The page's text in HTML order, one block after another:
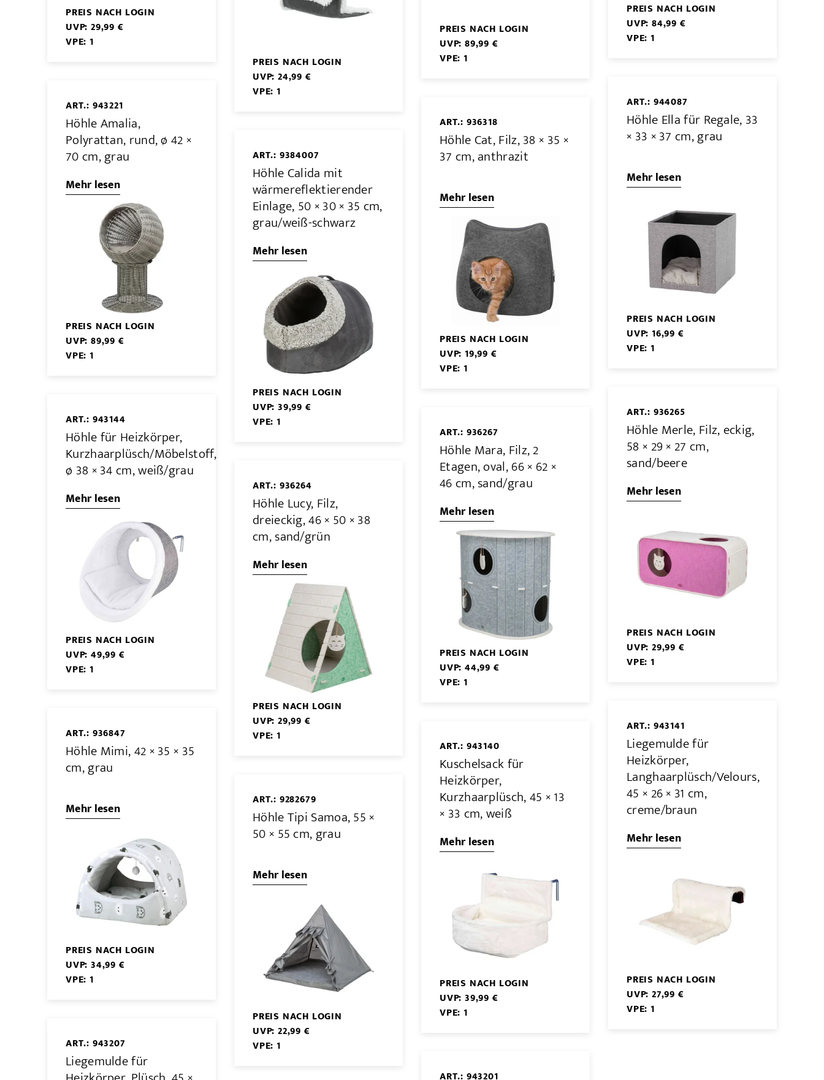
PREIS NACH LOGIN
UVP: 29,99 €
VPE: 1
PREIS NACH LOGIN
UVP: 24,99 €
VPE: 1
PREIS NACH LOGIN
UVP: 89,99 €
VPE: 1
PREIS NACH LOGIN
UVP: 84,99 €
VPE: 1
ART.: 943221
Höhle Amalia,
Polyrattan, rund, ø 42 ×
70 cm, grau
Mehr lesen
PREIS NACH LOGIN
UVP: 89,99 €
VPE: 1
ART.: 9384007
Höhle Calida mit
wärmereflektierender
Einlage, 50 × 30 × 35 cm,
grau/weiß-schwarz
Mehr lesen
PREIS NACH LOGIN
UVP: 39,99 €
VPE: 1
ART.: 936318
Höhle Cat, Filz, 38 × 35 ×
37 cm, anthrazit
Mehr lesen
PREIS NACH LOGIN
UVP: 19,99 €
VPE: 1
ART.: 944087
Höhle Ella für Regale, 33
× 33 × 37 cm, grau
Mehr lesen
PREIS NACH LOGIN
UVP: 16,99 €
VPE: 1
ART.: 943144
Höhle für Heizkörper,
Kurzhaarplüsch/Möbelstoff,
ø 38 × 34 cm, weiß/grau
Mehr lesen
PREIS NACH LOGIN
UVP: 49,99 €
VPE: 1
ART.: 936264
Höhle Lucy, Filz,
dreieckig, 46 × 50 × 38
cm, sand/grün
Mehr lesen
PREIS NACH LOGIN
UVP: 29,99 €
VPE: 1
ART.: 936267
Höhle Mara, Filz, 2
Etagen, oval, 66 × 62 ×
46 cm, sand/grau
Mehr lesen
PREIS NACH LOGIN
UVP: 44,99 €
VPE: 1
ART.: 936265
Höhle Merle, Filz, eckig,
58 × 29 × 27 cm,
sand/beere
Mehr lesen
PREIS NACH LOGIN
UVP: 29,99 €
VPE: 1
ART.: 936847
Höhle Mimi, 42 × 35 × 35
cm, grau
Mehr lesen
PREIS NACH LOGIN
UVP: 34,99 €
VPE: 1
ART.: 9282679
Höhle Tipi Samoa, 55 ×
50 × 55 cm, grau
Mehr lesen
PREIS NACH LOGIN
UVP: 22,99 €
VPE: 1
ART.: 943140
Kuschelsack für
Heizkörper,
Kurzhaarplüsch, 45 × 13
× 33 cm, weiß
Mehr lesen
PREIS NACH LOGIN
UVP: 39,99 €
VPE: 1
ART.: 943141
Liegemulde für
Heizkörper,
Langhaarplüsch/Velours,
45 × 26 × 31 cm,
creme/braun
Mehr lesen
PREIS NACH LOGIN
UVP: 27,99 €
VPE: 1
ART.: 943207
Liegemulde für